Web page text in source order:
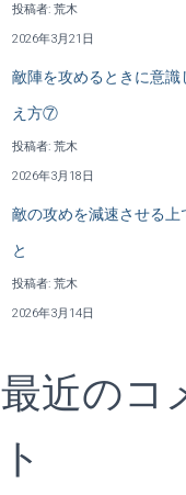
投稿者: 荒木
2026年3月21日
敵陣を攻めるときに意識
え方⑦
投稿者: 荒木
2026年3月18日
敵の攻めを減速させる上
と
投稿者: 荒木
2026年3月14日
最近のコ
ト